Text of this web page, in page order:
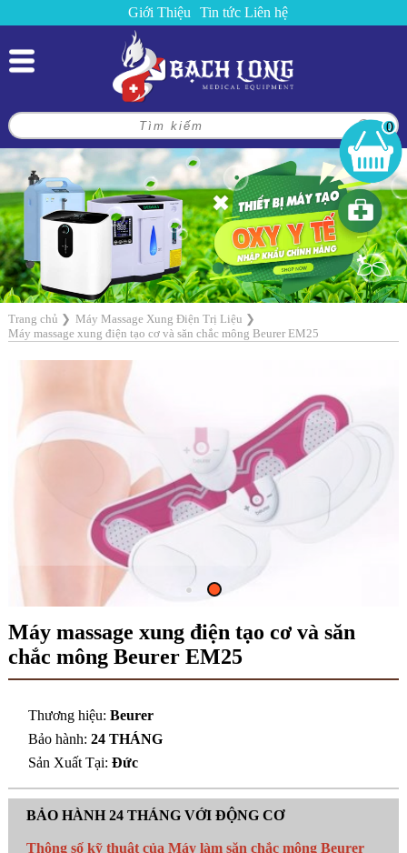
Giới Thiệu Tin tức Liên hệ
0
Trang chủ ❯ Máy Massage Xung Điện Trị Liệu ❯
Máy massage xung điện tạo cơ và săn chắc mông Beurer EM25
Máy massage xung điện tạo cơ và săn
chắc mông Beurer EM25
Thương hiệu:
Beurer
Bảo hành: